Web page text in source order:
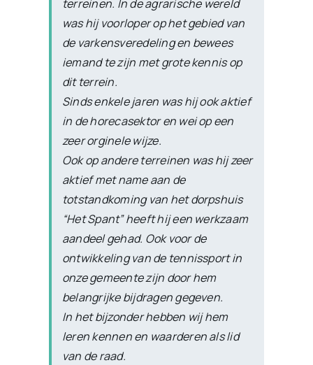
terreinen. In de agrarische wereld
was hij voorloper op het gebied van
de varkensveredeling en bewees
iemand te zijn met grote kennis op
dit terrein.
Sinds enkele jaren was hij ook aktief
in de horecasektor en wei op een
zeer orginele wijze.
Ook op andere terreinen was hij zeer
aktief met name aan de
totstandkoming van het dorpshuis
“Het Spant” heeft hij een werkzaam
aandeel gehad. Ook voor de
ontwikkeling van de tennissport in
onze gemeente zijn door hem
belangrijke bijdragen gegeven.
In het bijzonder hebben wij hem
leren kennen en waarderen als lid
van de raad.